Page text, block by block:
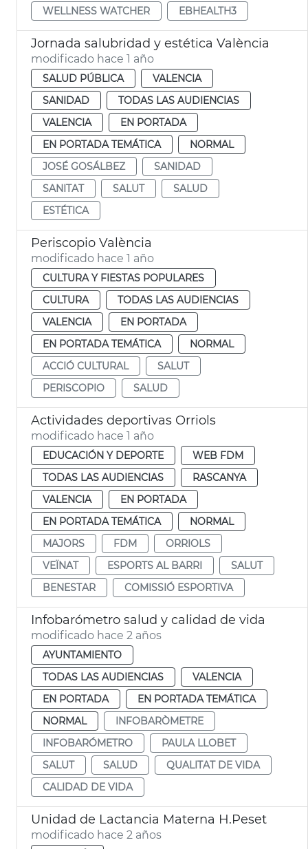
WELLNESS WATCHER EBHEALTH3
Jornada salubridad y estética València
modificado hace 1 año
SALUD PÚBLICA
VALENCIA
SANIDAD
TODAS LAS AUDIENCIAS
VALENCIA
EN PORTADA
EN PORTADA TEMÁTICA
NORMAL
JOSÉ GOSÁLBEZ
SANIDAD
SANITAT
SALUT
SALUD
ESTÉTICA
Periscopio València
modificado hace 1 año
CULTURA Y FIESTAS POPULARES
CULTURA
TODAS LAS AUDIENCIAS
VALENCIA
EN PORTADA
EN PORTADA TEMÁTICA
NORMAL
ACCIÓ CULTURAL
SALUT
PERISCOPIO
SALUD
Actividades deportivas Orriols
modificado hace 1 año
EDUCACIÓN Y DEPORTE
WEB FDM
TODAS LAS AUDIENCIAS
RASCANYA
VALENCIA
EN PORTADA
EN PORTADA TEMÁTICA
NORMAL
MAJORS
FDM
ORRIOLS
VEÏNAT
ESPORTS AL BARRI
SALUT
BENESTAR
COMISSIÓ ESPORTIVA
Infobarómetro salud y calidad de vida
modificado hace 2 años
AYUNTAMIENTO
TODAS LAS AUDIENCIAS
VALENCIA
EN PORTADA
EN PORTADA TEMÁTICA
NORMAL
INFOBARÒMETRE
INFOBARÓMETRO
PAULA LLOBET
SALUT
SALUD
QUALITAT DE VIDA
CALIDAD DE VIDA
Unidad de Lactancia Materna H.Peset
modificado hace 2 años